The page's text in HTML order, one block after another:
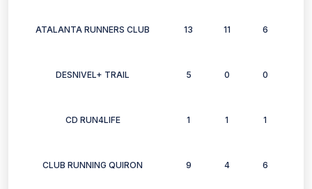
ATALANTA RUNNERS CLUB 13 11 6
DESNIVEL+ TRAIL 5 0 0
CD RUN4LIFE 1 1 1
CLUB RUNNING QUIRON 9 4 6